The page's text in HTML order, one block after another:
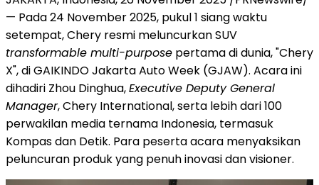
— Pada24 November 2025, pukul 1 siang waktu
setempat, Chery resmi meluncurkan SUV
transformable multi-purpose pertama di dunia, "Chery
X", di GAIKINDO Jakarta Auto Week (GJAW). Acara ini
dihadiri Zhou Dinghua,Executive Deputy General
Manager, Chery International, serta lebih dari 100
perwakilan media ternama Indonesia, termasuk
Kompas dan Detik. Para peserta acara menyaksikan
peluncuran produk yang penuh inovasi dan visioner.